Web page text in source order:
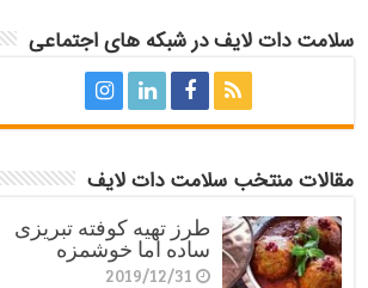
سلامت دات لایف در شبکه های اجتماعی
مقالات منتخب سلامت دات لایف
طرز تهیه کوفته تبریزی
ساده اما خوشمزه
2019/12/31